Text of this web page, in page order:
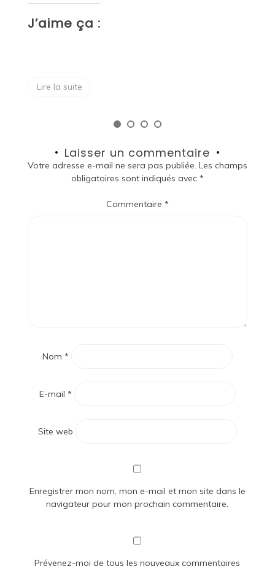
J’aime ça :
Lire la suite
Laisser un commentaire
Votre adresse e-mail ne sera pas publiée. Les champs
obligatoires sont indiqués avec *
Commentaire *
Nom *
E-mail *
Site web
Enregistrer mon nom, mon e-mail et mon site dans le
navigateur pour mon prochain commentaire.
Prévenez-moi de tous les nouveaux commentaires